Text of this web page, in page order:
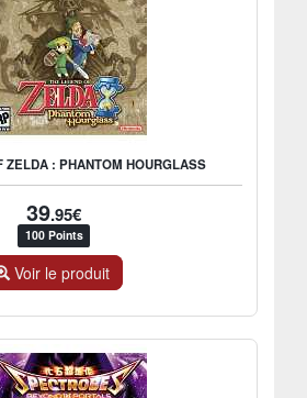
ZELDA : PHANTOM HOURGLASS
39.95€
100 Points
Voir le produit